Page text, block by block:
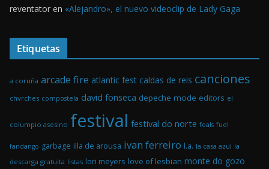
reventator en «Alejandro», el nuevo videoclip de Lady Gaga
Etiquetas
a coruña arcade fire atlantic fest caldas de reis canciones
chvrches compostela david fonseca depeche mode editors el
columpio asesino festival festival do norte foals fuel
fandango garbage illa de arousa ivan ferreiro l.a. la casa azul la
descarga gratuita listas lori meyers love of lesbian monte do gozo